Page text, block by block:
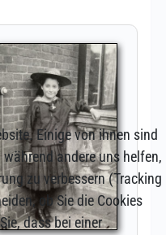
Einige von ihnen sind
andere uns helfen,
zu verbessern (Tracking
ob Sie die Cookies
dass bei einer